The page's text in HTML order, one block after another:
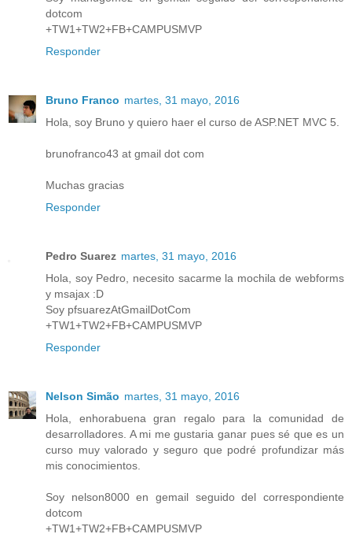
dotcom
+TW1+TW2+FB+CAMPUSMVP
Responder
Bruno Franco martes, 31 mayo, 2016
Hola, soy Bruno y quiero haer el curso de ASP.NET MVC 5.
brunofranco43 at gmail dot com
Muchas gracias
Responder
Pedro Suarez martes, 31 mayo, 2016
Hola, soy Pedro, necesito sacarme la mochila de webforms
y msajax :D
Soy pfsuarezAtGmailDotCom
+TW1+TW2+FB+CAMPUSMVP
Responder
Nelson Simão martes, 31 mayo, 2016
Hola, enhorabuena gran regalo para la comunidad de
desarrolladores. A mi me gustaria ganar pues sé que es un
curso muy valorado y seguro que podré profundizar más
mis conocimientos.
Soy nelson8000 en gemail seguido del correspondiente
dotcom
+TW1+TW2+FB+CAMPUSMVP